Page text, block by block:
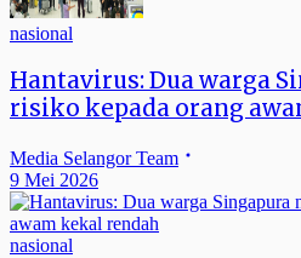
nasional
Hantavirus: Dua warga
risiko kepada orang
Media Selangor Team
9 Mei 2026
nasional